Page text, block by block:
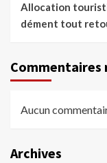
Allocation
dément tout
Commentaires
Aucun
Archives